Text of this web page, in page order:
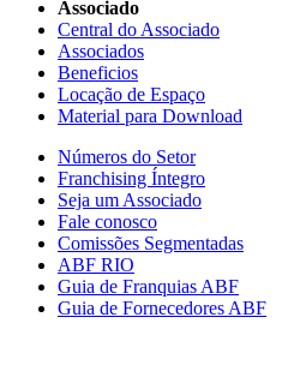
Associado
Central do Associado
Associados
Beneficios
Locação de Espaço
Material para Download
Números do Setor
Franchising Íntegro
Seja um Associado
Fale conosco
Comissões Segmentadas
ABF RIO
Guia de Franquias ABF
Guia de Fornecedores ABF